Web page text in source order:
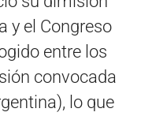
y el Congreso
entre los
convocada
lo que